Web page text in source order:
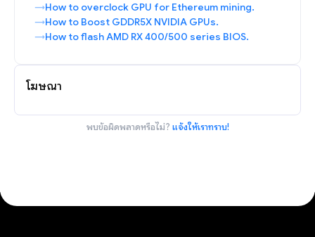
How to overclock GPU for Ethereum mining.
How to Boost GDDR5X NVIDIA GPUs.
How to flash AMD RX 400/500 series BIOS.
โฆษณา
พบข้อผิดพลาดหรือไม่? แจ้งให้เราทราบ!